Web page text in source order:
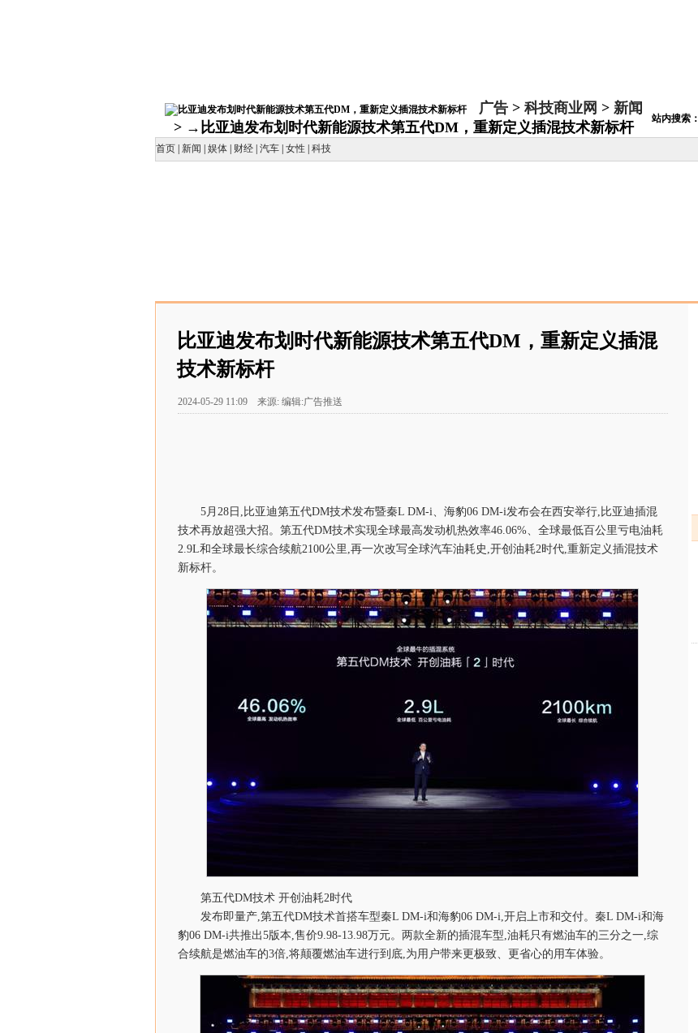
广告> 科技商业网 > 新闻
> →比亚迪发布划时代新能源技术第五代DM，重新定义插混技术新标杆
站内搜索：
首页 新闻 娱体 财经 汽车 女性 科技
比亚迪发布划时代新能源技术第五代DM，重新定义插混
技术新标杆
2024-05-29 11:09 来源: 编辑:广告推送
5月28日,比亚迪第五代DM技术发布暨秦L DM-i、海豹06 DM-i发布会在西安举行,比亚迪插混
技术再放超强大招。第五代DM技术实现全球最高发动机热效率46.06%、全球最低百公里亏电油耗
2.9L和全球最长综合续航2100公里,再一次改写全球汽车油耗史,开创油耗2时代,重新定义插混技术
新标杆。
第五代DM技术 开创油耗2时代
发布即量产,第五代DM技术首搭车型秦L DM-i和海豹06 DM-i,开启上市和交付。秦L DM-i和海
豹06 DM-i共推出5版本,售价9.98-13.98万元。两款全新的插混车型,油耗只有燃油车的三分之一,综
合续航是燃油车的3倍,将颠覆燃油车进行到底,为用户带来更极致、更省心的用车体验。